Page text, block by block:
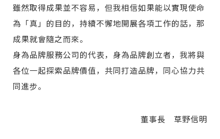
雖然取得成果並不容易，但我相信如果能以實現使命
為「真」的目的，持續不懈地開展各項工作的話，那
成果就會隨之而來。
身為品牌服務公司的代表，身為品牌創立者，我將與
各位一起探索品牌價值，共同打造品牌，同心協力共
同進步。
董事長 草野信明